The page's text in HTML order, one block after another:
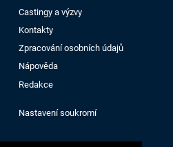
Castingy a výzvy
Kontakty
Zpracování osobních údajů
Nápověda
Redakce
Nastavení soukromí